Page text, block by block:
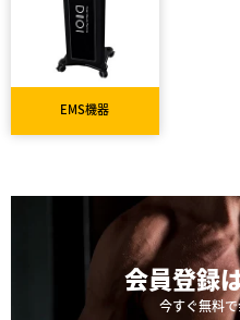
EMS機器
会員登録
今すぐ無料